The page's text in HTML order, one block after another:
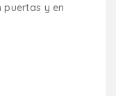
puertas y en